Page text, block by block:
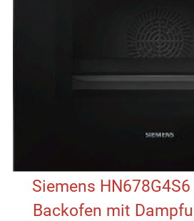
Siemens
Backofen mit